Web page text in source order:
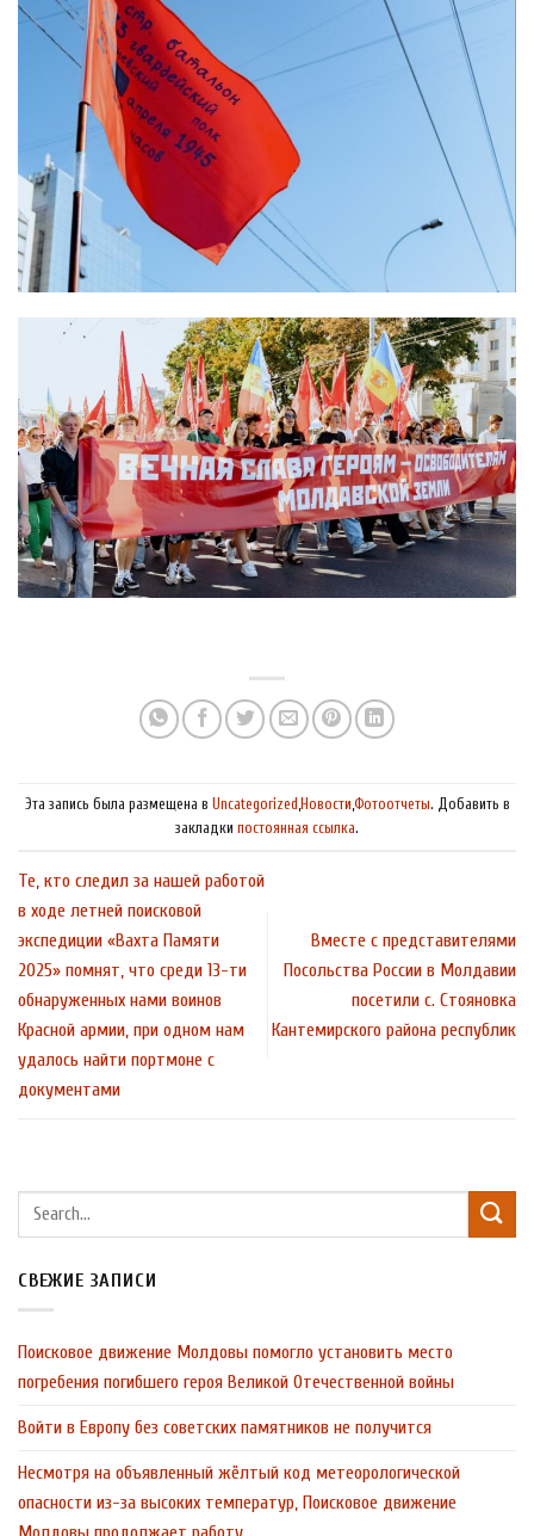
Эта запись была размещена в Uncategorized ,Новости,Фотоотчеты. Добавить в
закладки постоянная ссылка.
Те, кто следил за нашей работой
в ходе летней поисковой
экспедиции «Вахта Памяти
2025» помнят, что среди 13-ти
обнаруженных нами воинов
Красной армии, при одном нам
удалось найти портмоне с
документами
Вместе с представителями
Посольства России в Молдавии
посетили с. Стояновка
Кантемирского района республик
СВЕЖИЕ ЗАПИСИ
Поисковое движение Молдовы помогло установить место
погребения погибшего героя Великой Отечественной войны
Войти в Европу без советских памятников не получится
Несмотря на объявленный жёлтый код метеорологической
опасности из-за высоких температур, Поисковое движение